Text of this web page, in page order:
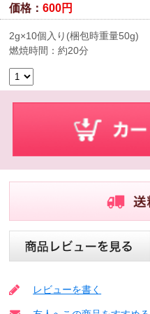
価格：600円
2g×10個入り(梱包時重量50g)
燃焼時間：約20分
レビューを書く